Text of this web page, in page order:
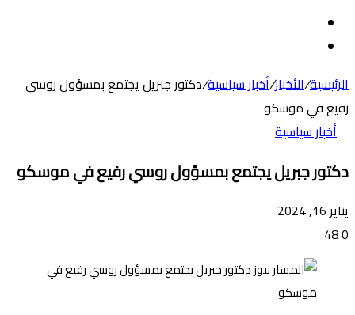
الرئيسية/الأخبار/أخبار سياسية/دكتور جبريل يجتمع بمسؤول روسي
رفيع في موسكو
أخبار سياسية
دكتور جبريل يجتمع بمسؤول روسي رفيع في موسكو
يناير 16, 2024
0